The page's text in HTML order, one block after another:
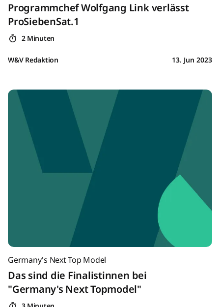
Programmchef Wolfgang Link verlässt
ProSiebenSat.1
2 Minuten
W&V Redaktion 13. Jun 2023
Germany's Next Top Model
Das sind die Finalistinnen bei
"Germany's Next Topmodel"